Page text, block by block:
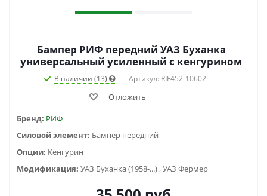
Бампер РИФ передний УАЗ Буханка
универсальный усиленный с кенгурином
В наличии (13) Артикул: RIF452-10602
Отложить
Бренд: РИФ
Силовой элемент: Бампер передний
Опции: Кенгурин
Модификация: УАЗ Буханка (1958-...) , УАЗ Фермер